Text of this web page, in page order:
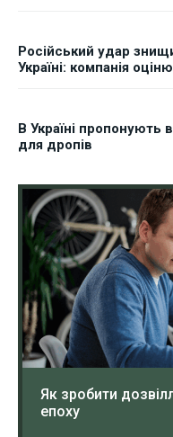
Російський удар
Україні: компанія
В Україні пропонують
для дропів
Як зробити
епоху